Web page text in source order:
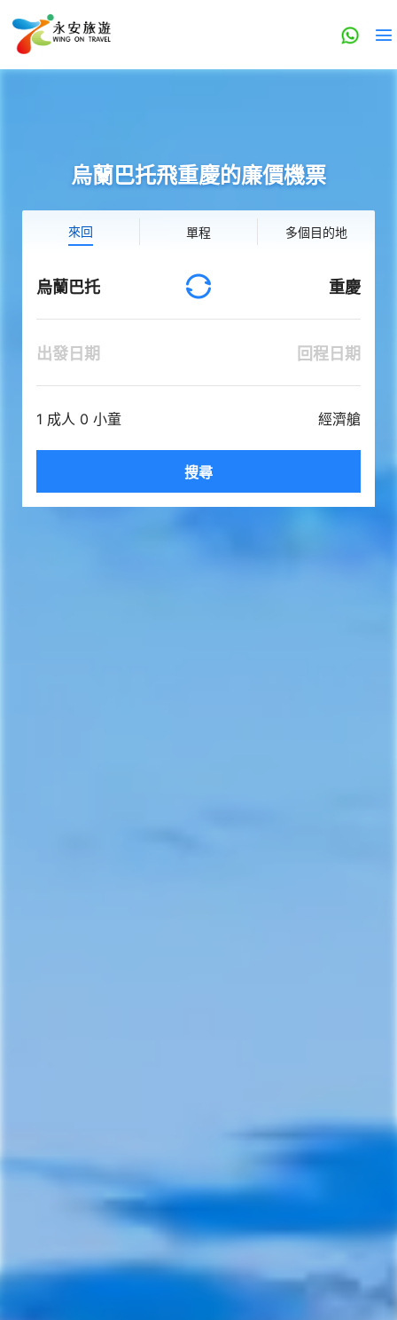
烏蘭巴托飛重慶的廉價機票
來回 單程 多個目的地
烏蘭巴托 重慶
出發日期 回程日期
1 成人 0 小童 經濟艙
搜尋